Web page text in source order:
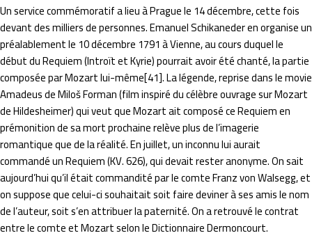
Un service commémoratif a lieu à Prague le 14 décembre, cette fois
devant des milliers de personnes. Emanuel Schikaneder en organise un
préalablement le 10 décembre 1791 à Vienne, au cours duquel le
début du Requiem (Introït et Kyrie) pourrait avoir été chanté, la partie
composée par Mozart lui-même[41]. La légende, reprise dans le movie
Amadeus de Miloš Forman (film inspiré du célèbre ouvrage sur Mozart
de Hildesheimer) qui veut que Mozart ait composé ce Requiem en
prémonition de sa mort prochaine relève plus de l’imagerie
romantique que de la réalité. En juillet, un inconnu lui aurait
commandé un Requiem (KV. 626), qui devait rester anonyme. On sait
aujourd’hui qu’il était commandité par le comte Franz von Walsegg, et
on suppose que celui-ci souhaitait soit faire deviner à ses amis le nom
de l’auteur, soit s’en attribuer la paternité. On a retrouvé le contrat
entre le comte et Mozart selon le Dictionnaire Dermoncourt.